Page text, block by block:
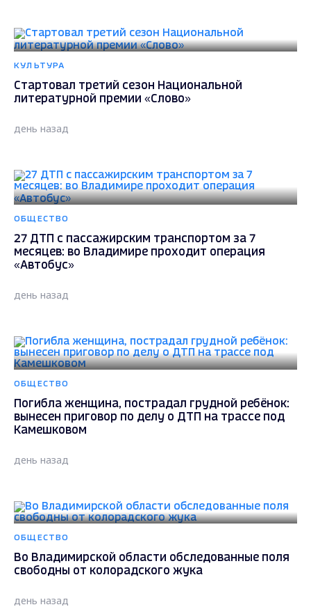
КУЛЬТУРА
Стартовал третий сезон Национальной
литературной премии «Слово»
день назад
ОБЩЕСТВО
27 ДТП с пассажирским транспортом за 7
месяцев: во Владимире проходит операция
«Автобус»
день назад
ОБЩЕСТВО
Погибла женщина, пострадал грудной ребёнок:
вынесен приговор по делу о ДТП на трассе под
Камешковом
день назад
ОБЩЕСТВО
Во Владимирской области обследованные поля
свободны от колорадского жука
день назад